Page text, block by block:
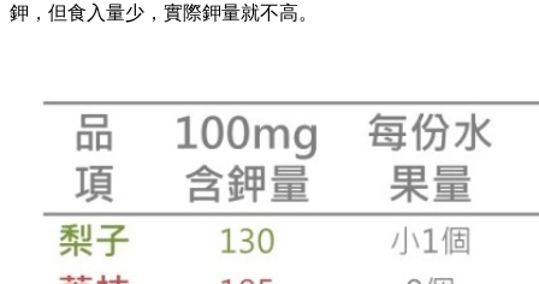
鉀，但食入量少，實際鉀量就不高。